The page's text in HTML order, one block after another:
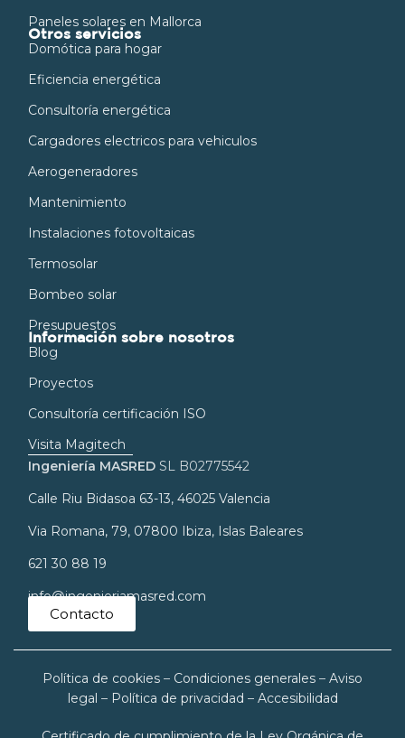
Paneles solares en Mallorca
Otros servicios
Domótica para hogar
Eficiencia energética
Consultoría energética
Cargadores electricos para vehiculos
Aerogeneradores
Mantenimiento
Instalaciones fotovoltaicas
Termosolar
Bombeo solar
Presupuestos
Información sobre nosotros
Blog
Proyectos
Consultoría certificación ISO
Visita Magitech
Ingeniería MASRED SL B02775542
Calle Riu Bidasoa 63-13, 46025 Valencia
Via Romana, 79, 07800 Ibiza, Islas Baleares
621 30 88 19
info@ingenieriamasred.com
Contacto
Política de cookies – Condiciones generales – Aviso
legal – Política de privacidad – Accesibilidad